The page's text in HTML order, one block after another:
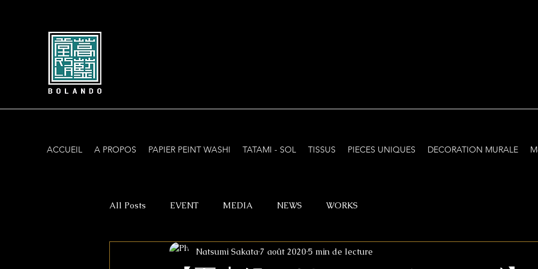
ACCUEIL A PROPOS PAPIER PEINT WASHI TATAMI - SOL TISSUS PIECES UNIQUES DECORATION MURALE
All Posts EVENT MEDIA NEWS WORKS
Natsumi Sakata 7 août 2020 5 min de lecture